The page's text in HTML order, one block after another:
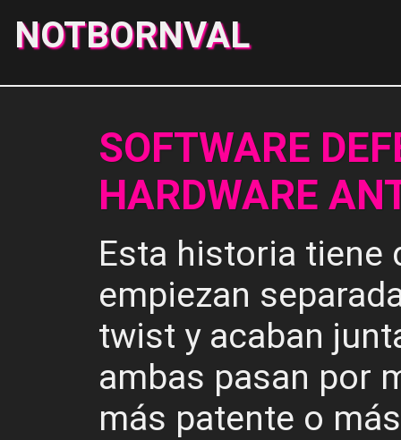
NOTBORNVAL
SOFTWARE
HARDWARE
Esta historia tiene
empiezan
twist y acaban
ambas pasan por
más patente o